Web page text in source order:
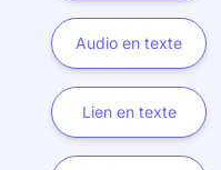
Audio en texte
Lien en texte